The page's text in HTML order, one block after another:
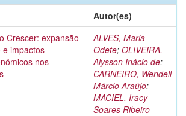
Autor(es)
Crescer: expansão
e impactos
nos
ALVES, Maria
Odete; OLIVEIRA,
Alysson Inácio de;
CARNEIRO, Wendell
Márcio Araújo;
MACIEL, Iracy
Soares Ribeiro